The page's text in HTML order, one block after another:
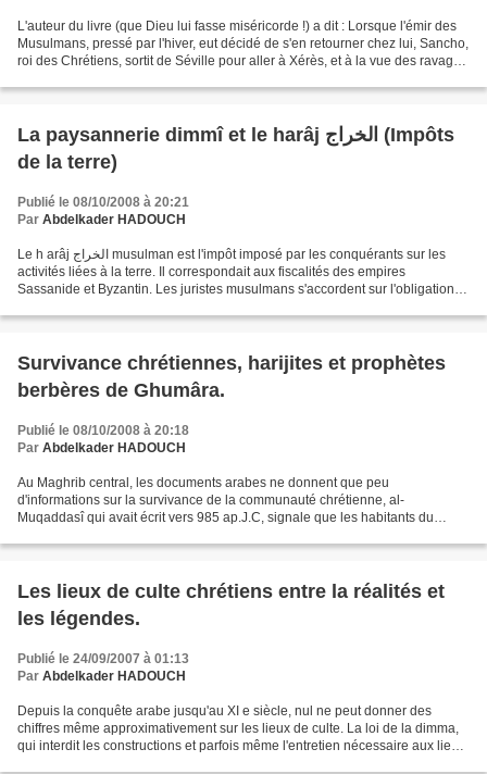
L'auteur du livre (que Dieu lui fasse miséricorde !) a dit : Lorsque l'émir des
Musulmans, pressé par l'hiver, eut décidé de s'en retourner chez lui, Sancho,
roi des Chrétiens, sortit de Séville pour aller à Xérès, et à la vue des ravages
La paysannerie dimmî et le harâj الخراج (Impôts
de la terre)
Publié le 08/10/2008 à 20:21
Par Abdelkader HADOUCH
Le h arâj الخراج musulman est l'impôt imposé par les conquérants sur les
activités liées à la terre. Il correspondait aux fiscalités des empires
Sassanide et Byzantin. Les juristes musulmans s'accordent sur l'obligation
Survivance chrétiennes, harijites et prophètes
berbères de Ghumâra.
Publié le 08/10/2008 à 20:18
Par Abdelkader HADOUCH
Au Maghrib central, les documents arabes ne donnent que peu
d'informations sur la survivance de la communauté chrétienne, al-
Muqaddasî qui avait écrit vers 985 ap.J.C, signale que les habitants du
Les lieux de culte chrétiens entre la réalités et
les légendes.
Publié le 24/09/2007 à 01:13
Par Abdelkader HADOUCH
Depuis la conquête arabe jusqu'au XI e siècle, nul ne peut donner des
chiffres même approximativement sur les lieux de culte. La loi de la dimma,
qui interdit les constructions et parfois même l'entretien nécessaire aux lieux